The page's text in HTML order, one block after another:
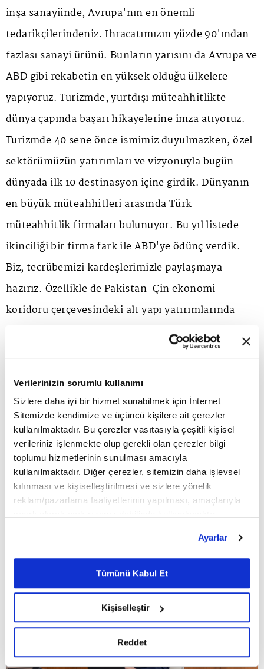
Verilerinizin sorumlu kullanımı
Sizlere daha iyi bir hizmet sunabilmek için İnternet
Sitemizde kendimize ve üçüncü kişilere ait çerezler
kullanılmaktadır. Bu çerezler vasıtasıyla çeşitli kişisel
verileriniz işlenmekte olup gerekli olan çerezler bilgi
toplumu hizmetlerinin sunulması amacıyla
kullanılmaktadır. Diğer çerezler, sitemizin daha işlevsel
kılınması ve kişiselleştirilmesi ve sizlere yönelik
reklam/pazarlama faaliyetlerinin yapılması, amaçlarıyla
belirleyebilirsiniz. Çerezlere ilişkin detaylı bilgi için
Ayarlar butonuna tıklayabilir,Çerez Bilgilendirme
Metnimizi ziyaret edebilirsiniz.
6698 sayılı Kişisel Verilerin Korunması Kanunu uyarınca
okumak ve sitemizi ziyaretiniz kapsamında
gerçekleştirilen veri işleme faaliyetleri ile ilgili daha
detaylı bilgi almak için lütfentıklayınız.
Ayarlar
Tümünü Kabul Et
Kişiselleştir
Reddet
inşa sanayiinde, Avrupa'nın en önemli
tedarikçilerindeniz. İhracatımızın yüzde 90'ından
fazlası sanayi ürünü. Bunların yarısını da Avrupa ve
ABD gibi rekabetin en yüksek olduğu ülkelere
yapıyoruz. Turizmde, yurtdışı müteahhitlikte
dünya çapında başarı hikayelerine imza atıyoruz.
Turizmde 40 sene önce ismimiz duyulmazken, özel
sektörümüzün yatırımları ve vizyonuyla bugün
dünyada ilk 10 destinasyon içine girdik. Dünyanın
en büyük müteahhitleri arasında Türk
müteahhitlik firmaları bulunuyor. Bu yıl listede
ikinciliği bir firma fark ile ABD'ye ödünç verdik.
Biz, tecrübemizi kardeşlerimizle paylaşmaya
hazırız. Özellikle de Pakistan-Çin ekonomi
koridoru çerçevesindeki alt yapı yatırımlarında
Türk müteahhitleri olarak daha fazla pay almak
ANA SAYFA SEKTÖRLER İŞ DÜNYASI
Turkcell Genel Müdürü, Dünya
GSM Birliği Teknoloji Grubu Başkanı oldu
Turkcell Genel Müdürü, Dünya
GSM Birliği Teknoloji Grubu
Başkanı oldu